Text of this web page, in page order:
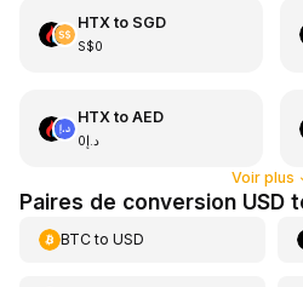
HTXto SGD
S$0
HTXto AED
د.إ0
Voir plus
Paires de conversion USD
BTCto USD